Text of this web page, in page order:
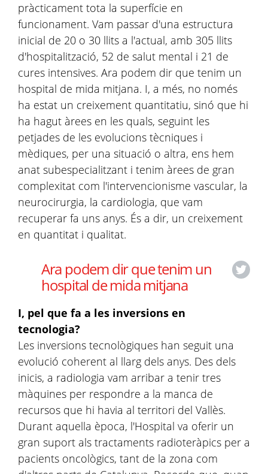
pràcticament tota la superfície en
funcionament. Vam passar d'una estructura
inicial de 20 o 30 llits a l'actual, amb 305 llits
d'hospitalització, 52 de salut mental i 21 de
cures intensives. Ara podem dir que tenim un
hospital de mida mitjana. I, a més, no només
ha estat un creixement quantitatiu, sinó que hi
ha hagut àrees en les quals, seguint les
petjades de les evolucions tècniques i
mèdiques, per una situació o altra, ens hem
anat subespecialitzant i tenim àrees de gran
complexitat com l'intervencionisme vascular, la
neurocirurgia, la cardiologia, que vam
recuperar fa uns anys. És a dir, un creixement
en quantitat i qualitat.
Ara podem dir que tenim un
hospital de mida mitjana
I, pel que fa a les inversions en
tecnologia?
Les inversions tecnològiques han seguit una
evolució coherent al llarg dels anys. Des dels
inicis, a radiologia vam arribar a tenir tres
màquines per respondre a la manca de
recursos que hi havia al territori del Vallès.
Durant aquella època, l'Hospital va oferir un
gran suport als tractaments radioteràpics per a
pacients oncològics, tant de la zona com